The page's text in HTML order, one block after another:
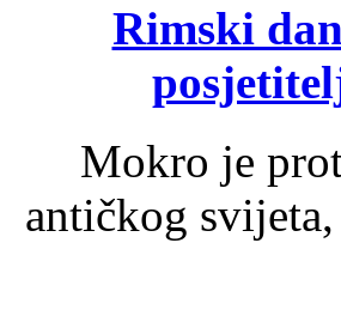
Rimski
Mokro je
antičkog